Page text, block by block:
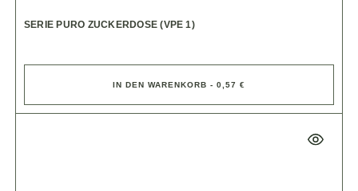
SERIE PURO ZUCKERDOSE (VPE 1)
IN DEN WARENKORB - 0,57 €